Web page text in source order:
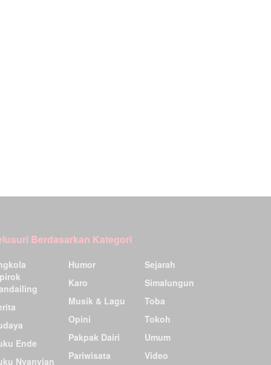
Berdasarkan Kategori
Ende
Nyanyian
Humor
Karo
Musik & Lagu
Opini
Pakpak Dairi
Pariwisata
Sejarah
Simalungun
Toba
Tokoh
Umum
Video